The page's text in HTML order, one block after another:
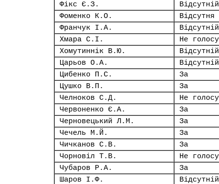
Фікс Є.З.
Відсутній
Фоменко К.О.
Відсутня
Франчук І.А.
Відсутній
Хмара С.І.
Не
Хомутиннік В.Ю.
Відсутній
Царьов О.А.
Відсутній
Цибенко П.С.
За
Цушко В.П.
За
Челноков С.Д.
Не
Червоненко Є.А.
За
Черновецький Л.М.
За
Чечель М.Й.
За
Чичканов С.В.
За
Чорновіл Т.В.
Не
Чубаров Р.А.
За
Шаров І.Ф.
Відсутній